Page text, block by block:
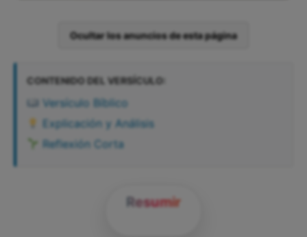
Ocultar los anuncios de esta página
CONTENIDO DEL VERSÍCULO:
Versículo Bíblico
Explicación y Análisis
Reflexión Corta
Resumir